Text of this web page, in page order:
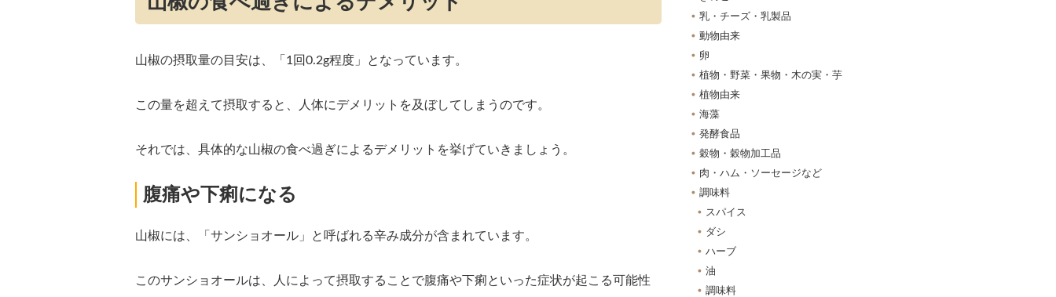
山椒の摂取量の目安は、「1回0.2g程度」となっています。
この量を超えて摂取すると、人体にデメリットを及ぼしてしまうのです。
それでは、具体的な山椒の食べ過ぎによるデメリットを挙げていきましょう。
腹痛や下痢になる
山椒には、「サンショオール」と呼ばれる辛み成分が含まれています。
このサンショオールは、人によって摂取することで腹痛や下痢といった症状が起こる可能性
乳・チーズ・乳製品
動物由来
卵
植物・野菜・果物・木の実・芋
植物由来
海藻
発酵食品
穀物・穀物加工品
肉・ハム・ソーセージなど
調味料
スパイス
ダシ
ハーブ
油
調味料